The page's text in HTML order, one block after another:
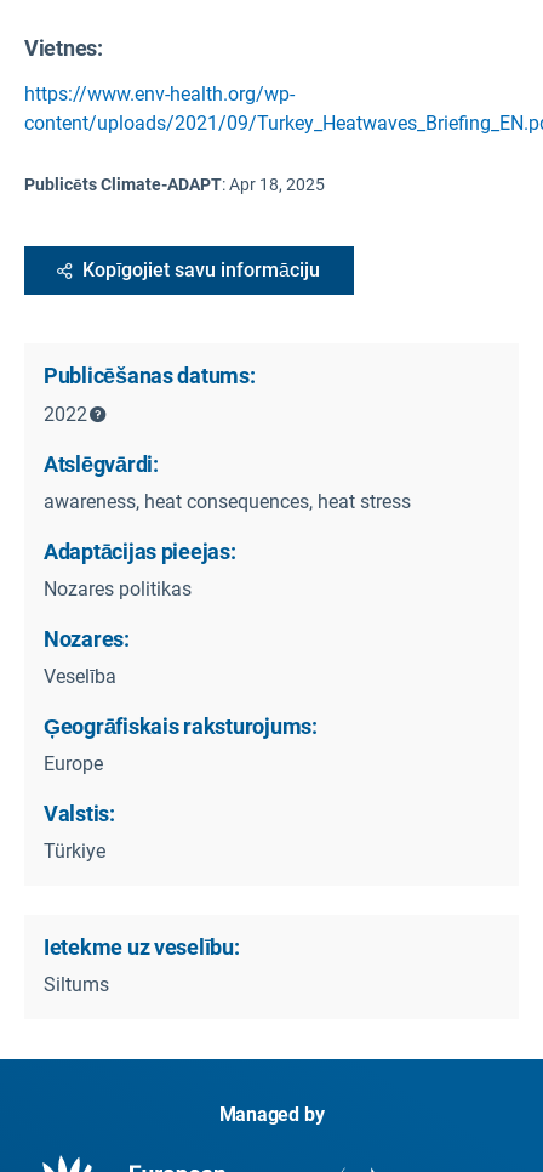
Vietnes:
https://www.env-health.org/wp-
content/uploads/2021/09/
Publicēts Climate-ADAPT:Apr 18, 2025
Kopīgojiet savu informāciju
Publicēšanas datums:
2022
Atslēgvārdi:
awareness, heat consequences, heat stress
Adaptācijas pieejas:
Nozares politikas
Nozares:
Veselība
Ģeogrāfiskais raksturojums:
Europe
Valstis:
Türkiye
Ietekme uz veselību:
Siltums
Managed by